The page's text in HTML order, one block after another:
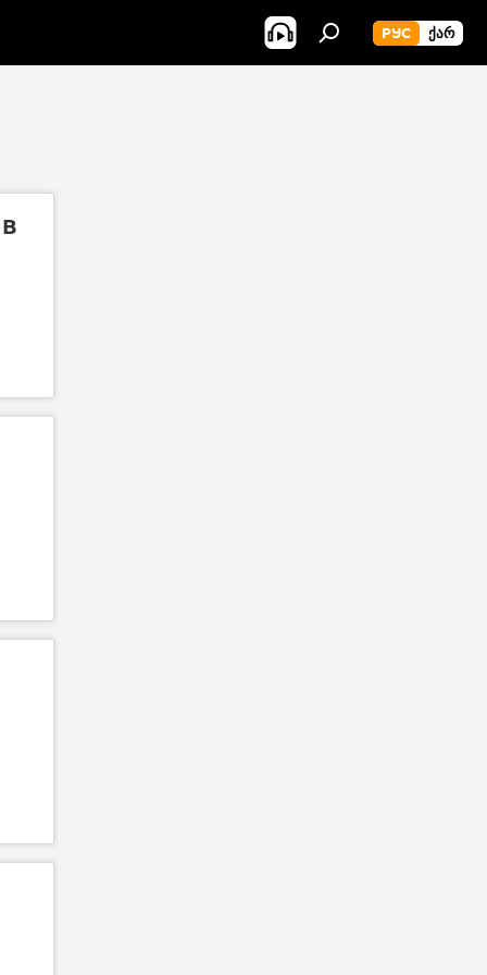
РУС ᲥᲐᲠ